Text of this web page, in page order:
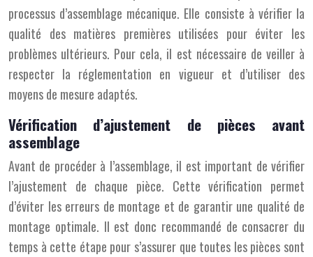
processus d’assemblage mécanique. Elle consiste à vérifier la
qualité des matières premières utilisées pour éviter les
problèmes ultérieurs. Pour cela, il est nécessaire de veiller à
respecter la réglementation en vigueur et d’utiliser des
moyens de mesure adaptés.
Vérification d’ajustement de pièces avant
assemblage
Avant de procéder à l’assemblage, il est important de vérifier
l’ajustement de chaque pièce. Cette vérification permet
d’éviter les erreurs de montage et de garantir une qualité de
montage optimale. Il est donc recommandé de consacrer du
temps à cette étape pour s’assurer que toutes les pièces sont